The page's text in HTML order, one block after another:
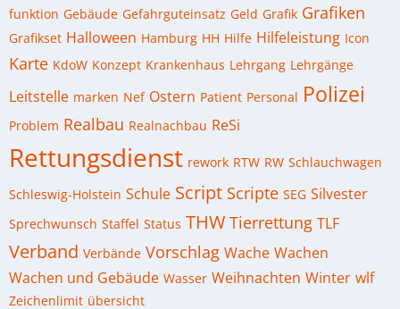
funktion Gebäude Gefahrguteinsatz Geld Grafik Grafiken
Grafikset Halloween Hamburg HH Hilfe Hilfeleistung Icon
Karte KdoW Konzept Krankenhaus Lehrgang Lehrgänge
Leitstelle marken Nef Ostern Patient Personal Polizei
Problem Realbau Realnachbau ReSi
Rettungsdienst rework RTW RW Schlauchwagen
Schleswig-Holstein Schule Script Scripte SEG Silvester
Sprechwunsch Staffel Status THW Tierrettung TLF
Verband Verbände Vorschlag Wache Wachen
Wachen und Gebäude Wasser Weihnachten Winter wlf
Zeichenlimit übersicht